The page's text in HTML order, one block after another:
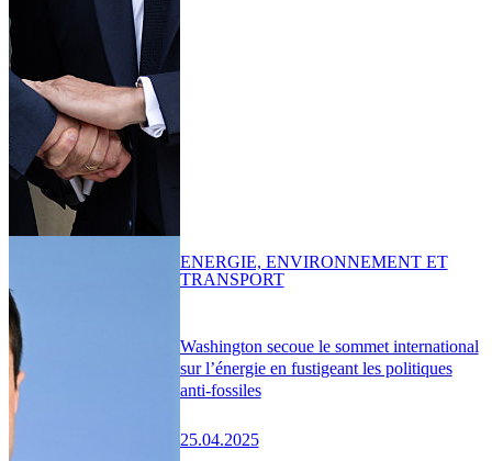
Washington secoue le sommet international
sur l’énergie en fustigeant les politiques
anti-fossiles
25.04.2025
ENERGIE, ENVIRONNEMENT ET
TRANSPORT